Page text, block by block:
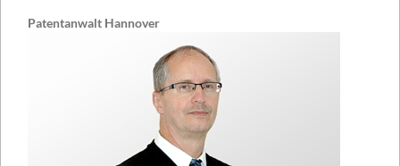
Patentanwalt Hannover